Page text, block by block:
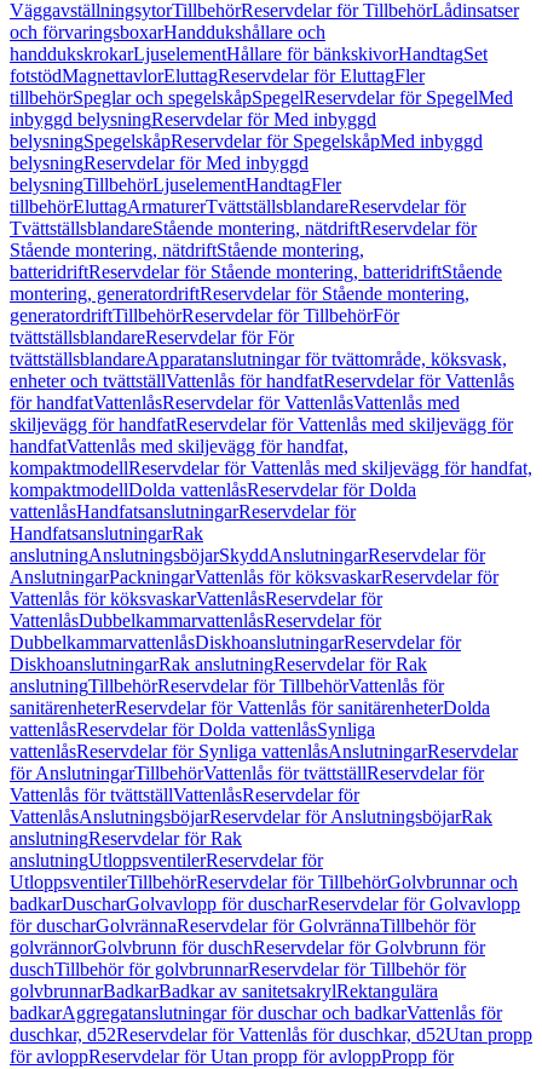
VäggavställningsytorTillbehörReservdelar för TillbehörLådinsatser
och förvaringsboxarHanddukshållare och
handdukskrokarLjuselementHållare för bänkskivorHandtagSet
fotstödMagnettavlorEluttagReservdelar för EluttagFler
tillbehörSpeglar och spegelskåpSpegelReservdelar för SpegelMed
inbyggd belysningReservdelar för Med inbyggd
belysningSpegelskåpReservdelar för SpegelskåpMed inbyggd
belysningReservdelar för Med inbyggd
belysningTillbehörLjuselementHandtagFler
tillbehörEluttagArmaturerTvättställsblandareReservdelar för
TvättställsblandareStående montering, nätdriftReservdelar för
Stående montering, nätdriftStående montering,
batteridriftReservdelar för Stående montering, batteridriftStående
montering, generatordriftReservdelar för Stående montering,
generatordriftTillbehörReservdelar för TillbehörFör
tvättställsblandareReservdelar för För
tvättställsblandareApparatanslutningar för tvättområde, köksvask,
enheter och tvättställVattenlås för handfatReservdelar för Vattenlås
för handfatVattenlåsReservdelar för VattenlåsVattenlås med
skiljevägg för handfatReservdelar för Vattenlås med skiljevägg för
handfatVattenlås med skiljevägg för handfat,
kompaktmodellReservdelar för Vattenlås med skiljevägg för handfat,
kompaktmodellDolda vattenlåsReservdelar för Dolda
vattenlåsHandfatsanslutningarReservdelar för
HandfatsanslutningarRak
anslutningAnslutningsböjarSkyddAnslutningarReservdelar för
AnslutningarPackningarVattenlås för köksvaskarReservdelar för
Vattenlås för köksvaskarVattenlåsReservdelar för
VattenlåsDubbelkammarvattenlåsReservdelar för
DubbelkammarvattenlåsDiskhoanslutningarReservdelar för
DiskhoanslutningarRak anslutningReservdelar för Rak
anslutningTillbehörReservdelar för TillbehörVattenlås för
sanitärenheterReservdelar för Vattenlås för sanitärenheterDolda
vattenlåsReservdelar för Dolda vattenlåsSynliga
vattenlåsReservdelar för Synliga vattenlåsAnslutningarReservdelar
för AnslutningarTillbehörVattenlås för tvättställReservdelar för
Vattenlås för tvättställVattenlåsReservdelar för
VattenlåsAnslutningsböjarReservdelar för AnslutningsböjarRak
anslutningReservdelar för Rak
anslutningUtloppsventilerReservdelar för
UtloppsventilerTillbehörReservdelar för TillbehörGolvbrunnar och
badkarDuscharGolvavlopp för duscharReservdelar för Golvavlopp
för duscharGolvrännaReservdelar för GolvrännaTillbehör för
golvrännorGolvbrunn för duschReservdelar för Golvbrunn för
duschTillbehör för golvbrunnarReservdelar för Tillbehör för
golvbrunnarBadkarBadkar av sanitetsakrylRektangulära
badkarAggregatanslutningar för duschar och badkarVattenlås för
duschkar, d52Reservdelar för Vattenlås för duschkar, d52Utan propp
för avloppReservdelar för Utan propp för avloppPropp för